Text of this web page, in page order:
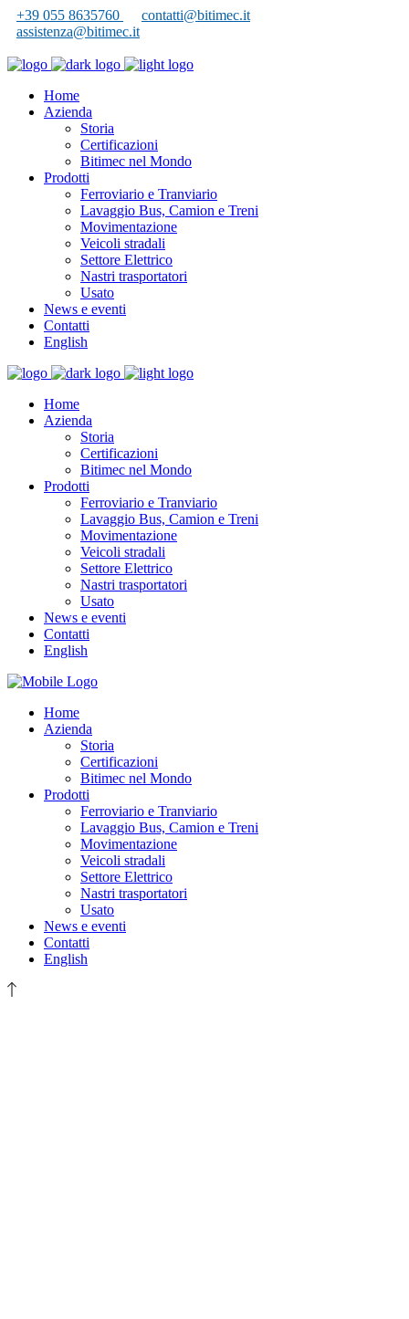
+39 055 8635760
contatti@bitimec.it
assistenza@bitimec.it
Home
Azienda
Storia
Certificazioni
Bitimec nel Mondo
Prodotti
Ferroviario e Tranviario
Lavaggio Bus, Camion e Treni
Movimentazione
Veicoli stradali
Settore Elettrico
Nastri trasportatori
Usato
News e eventi
Contatti
English
Home
Azienda
Storia
Certificazioni
Bitimec nel Mondo
Prodotti
Ferroviario e Tranviario
Lavaggio Bus, Camion e Treni
Movimentazione
Veicoli stradali
Settore Elettrico
Nastri trasportatori
Usato
News e eventi
Contatti
English
Home
Azienda
Storia
Certificazioni
Bitimec nel Mondo
Prodotti
Ferroviario e Tranviario
Lavaggio Bus, Camion e Treni
Movimentazione
Veicoli stradali
Settore Elettrico
Nastri trasportatori
Usato
News e eventi
Contatti
English